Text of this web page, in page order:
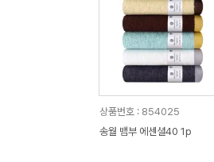
상품번호 : 854025
송월 뱀부 에센셜40 1p